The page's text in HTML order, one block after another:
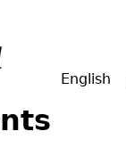
English